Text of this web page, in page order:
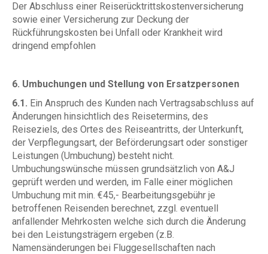
Der Abschluss einer Reiserücktrittskostenversicherung
sowie einer Versicherung zur Deckung der
Rückführungskosten bei Unfall oder Krankheit wird
dringend empfohlen
6. Umbuchungen und Stellung von Ersatzpersonen
6.1. Ein Anspruch des Kunden nach Vertragsabschluss auf
Änderungen hinsichtlich des Reisetermins, des
Reiseziels, des Ortes des Reiseantritts, der Unterkunft,
der Verpflegungsart, der Beförderungsart oder sonstiger
Leistungen (Umbuchung) besteht nicht.
Umbuchungswünsche müssen grundsätzlich von A&J
geprüft werden und werden, im Falle einer möglichen
Umbuchung mit min. €45,- Bearbeitungsgebühr je
betroffenen Reisenden berechnet, zzgl. eventuell
anfallender Mehrkosten welche sich durch die Änderung
bei den Leistungsträgern ergeben (z.B.
Namensänderungen bei Fluggesellschaften nach